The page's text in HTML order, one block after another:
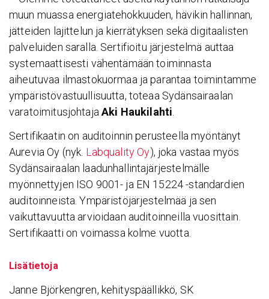
muun muassa energiatehokkuuden, hävikin hallinnan,
jätteiden lajittelun ja kierrätyksen sekä digitaalisten
palveluiden saralla. Sertifioitu järjestelmä auttaa
systemaattisesti vähentämään toiminnasta
aiheutuvaa ilmastokuormaa ja parantaa toimintamme
ympäristövastuullisuutta, toteaa Sydänsairaalan
varatoimitusjohtaja Aki Haukilahti
Sertifikaatin on auditoinnin perusteella myöntänyt
Aurevia Oy (nyk. Labquality Oy), joka vastaa myös
Sydänsairaalan laadunhallintajärjestelmälle
myönnettyjen ISO 9001- ja EN 15224 -standardien
auditoinneista. Ympäristöjärjestelmää ja sen
vaikuttavuutta arvioidaan auditoinneilla vuosittain.
Sertifikaatti on voimassa kolme vuotta.
Lisätietoja
Janne Björkengren, kehityspäällikkö, SK